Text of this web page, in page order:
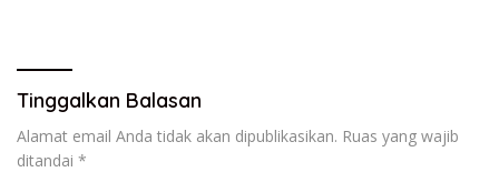
Tinggalkan Balasan
Alamat email Anda tidak akan dipublikasikan. Ruas yang wajib
ditandai *